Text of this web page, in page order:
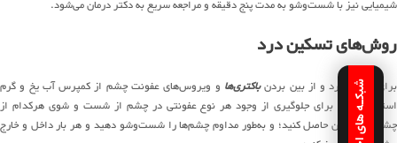
شیمیایی نیز با شست‌وشو به مدت پنج دقیقه و مراجعه سریع به دکتر درمان می‌شود.
روش‌های تسکین درد
برای کاهش درد و از بین بردنباکتری‌ها و ویروس‌های عفونت چشم از کمپرس آب یخ و گرم
استفاده کنید. برای جلوگیری از وجود هر نوع عفونتی در چشم از شست و شوی هرکدام از
چشم‌ها اطمینان حاصل کنید؛ و به‌طور مداوم چشم‌ها را شست‌وشو دهید و هر بار داخل و خارج